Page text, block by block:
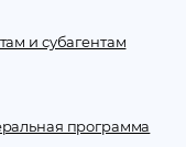
и субагентам
программа